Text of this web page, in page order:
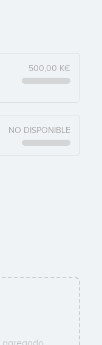
500,00 K€
NO DISPONIBLE